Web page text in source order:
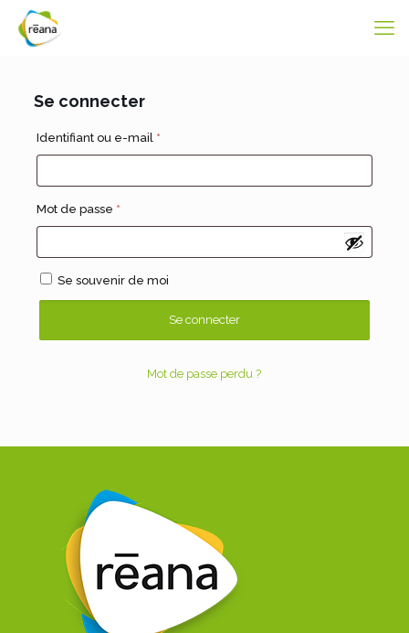
Se connecter
Identifiant ou e-mail *Obligatoire
Mot de passe *Obligatoire
Se souvenir de moi
Se connecter
Mot de passe perdu ?